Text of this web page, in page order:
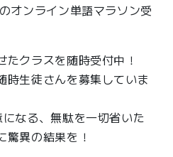
オンライン単語マラソン受
クラスを随時受付中！
時生徒さんを募集していま
なる、無駄を一切省いた
驚異の結果を！